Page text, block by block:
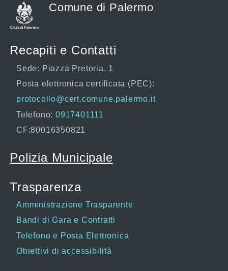
Comune di Palermo
Recapiti e Contatti
Sede: Piazza Pretoria, 1
Posta elettronica certificata (PEC):
protocollo@cert.comune.palermo.it
Telefono: 0917401111
CF:80016350821
Polizia Municipale
Trasparenza
Amministrazione Trasparente
Bandi di Gara e Contratti
Telefono e Posta Elettronica
Obiettivi di accessibilità